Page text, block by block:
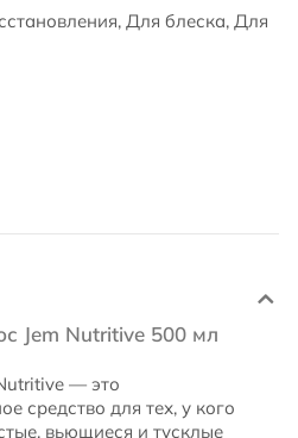
Для блеска, Для
Jem Nutritive 500 мл
— это
средство для тех, у кого
вьющиеся и тусклые